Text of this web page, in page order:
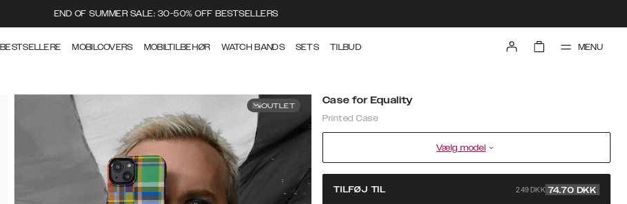
END OF SUMMER SALE: 30-50% OFF BESTSELLERS
BESTSELLERE MOBILCOVERS MOBILTILBEHØR WATCH BANDS SETS TILBUD MENU
OUTLET Case for Equality
Printed Case
Vælg model
TILFØJ TIL 249 DKK 74.70 DKK